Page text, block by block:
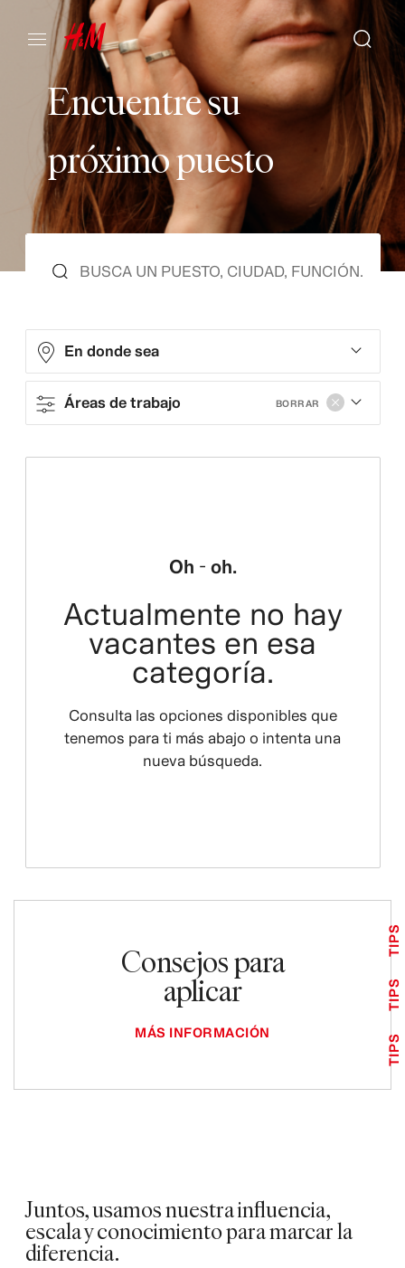
Encuentresu
próximopuesto
En donde sea
Áreas de trabajo BORRAR
Oh - oh.
Actualmente no hay
vacantes en esa
categoría.
Consulta las opciones disponibles que
tenemos para ti más abajo o intenta una
nueva búsqueda.
Consejos para
aplicar
MÁS INFORMACIÓN
TIPS
TIPS
TIPS
Juntos, usamos nuestra influencia,
escala y conocimiento para marcar la
diferencia.